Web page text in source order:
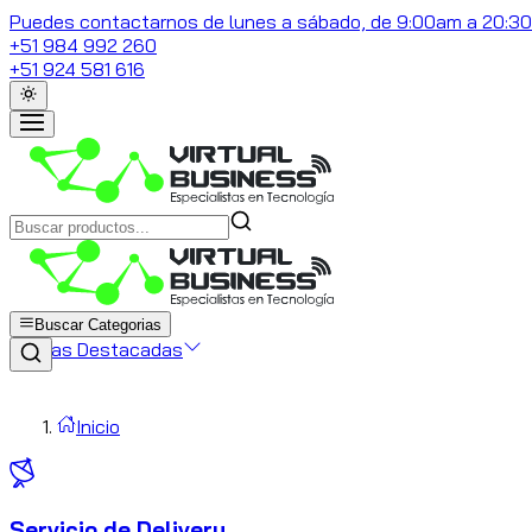
Puedes contactarnos de lunes a sábado, de 9:00am a
+51 984 992 260
+51 924 581 616
Buscar Categorias
Marcas Destacadas
Inicio